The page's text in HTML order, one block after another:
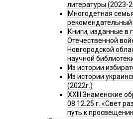
литературы (2023-
Многодетная
рекомендательный
Книги, изданные в
Отечественной
Новгородской
научной
Из истории
Из истории
(2022г.)
XXIII Знаменские
08.12.25 г. «Свет
путь к